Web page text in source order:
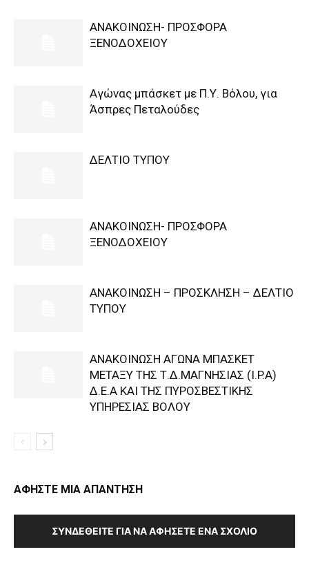
ΑΝΑΚΟΙΝΩΣΗ- ΠΡΟΣΦΟΡΑ
ΞΕΝΟΔΟΧΕΙΟΥ
Αγώνας μπάσκετ με Π.Υ. Βόλου, για
Άσπρες Πεταλούδες
ΔΕΛΤΙΟ ΤΥΠΟΥ
ΑΝΑΚΟΙΝΩΣΗ- ΠΡΟΣΦΟΡΑ
ΞΕΝΟΔΟΧΕΙΟΥ
ΑΝΑΚΟΙΝΩΣΗ – ΠΡΟΣΚΛΗΣΗ – ΔΕΛΤΙΟ
ΤΥΠΟΥ
ΑΝΑΚΟΙΝΩΣΗ ΑΓΩΝΑ ΜΠΑΣΚΕΤ
ΜΕΤΑΞΥ ΤΗΣ Τ.Δ.ΜΑΓΝΗΣΙΑΣ (I.P.A)
Δ.Ε.Α KAI ΤΗΣ ΠΥΡΟΣΒΕΣΤΙΚΗΣ
ΥΠΗΡΕΣΙΑΣ ΒΟΛΟΥ
ΑΦΗΣΤΕ ΜΙΑ ΑΠΑΝΤΗΣΗ
ΣΥΝΔΕΘΕΊΤΕ ΓΙΑ ΝΑ ΑΦΉΣΕΤΕ ΈΝΑ ΣΧΌΛΙΟ